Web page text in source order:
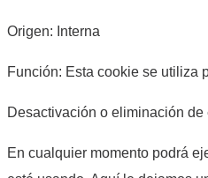
Origen: Interna
Función: Esta cookie se utiliza
Desactivación o eliminación de
En cualquier momento podrá